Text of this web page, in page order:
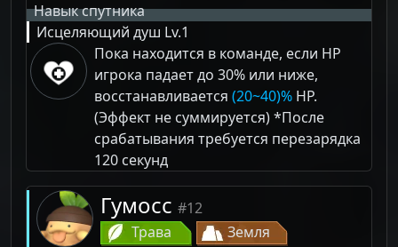
Навык спутника
Исцеляющий душ Lv.1
Пока находится в команде, если HP
игрока падает до 30% или ниже,
восстанавливается (20~40)% HP.
(Эффект не суммируется) *После
срабатывания требуется перезарядка
120 секунд
Гумосс #12
Трава
Земля